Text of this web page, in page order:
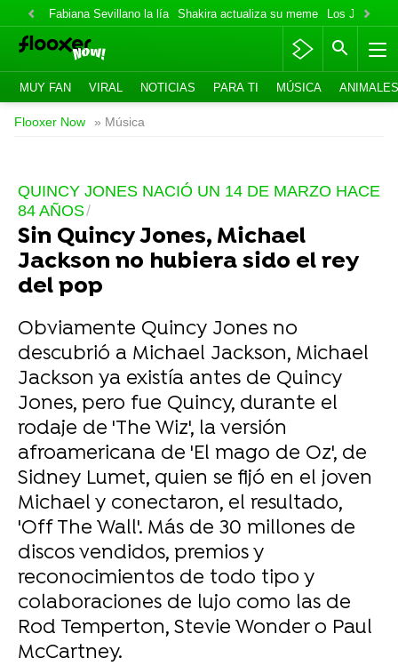
Fabiana Sevillano la lía Shakira actualiza su meme Los Jonas
MUY FAN VIRAL NOTICIAS PARA TI MÚSICA ANIMALES
Flooxer Now » Música
QUINCY JONES NACIÓ UN 14 DE MARZO HACE
84 AÑOS
Sin Quincy Jones, Michael
Jackson no hubiera sido el rey
del pop
Obviamente Quincy Jones no
descubrió a Michael Jackson, Michael
Jackson ya existía antes de Quincy
Jones, pero fue Quincy, durante el
rodaje de 'The Wiz', la versión
afroamericana de 'El mago de Oz', de
Sidney Lumet, quien se fijó en el joven
Michael y conectaron, el resultado,
'Off The Wall'. Más de 30 millones de
discos vendidos, premios y
reconocimientos de todo tipo y
colaboraciones de lujo como las de
Rod Temperton, Stevie Wonder o Paul
McCartney.